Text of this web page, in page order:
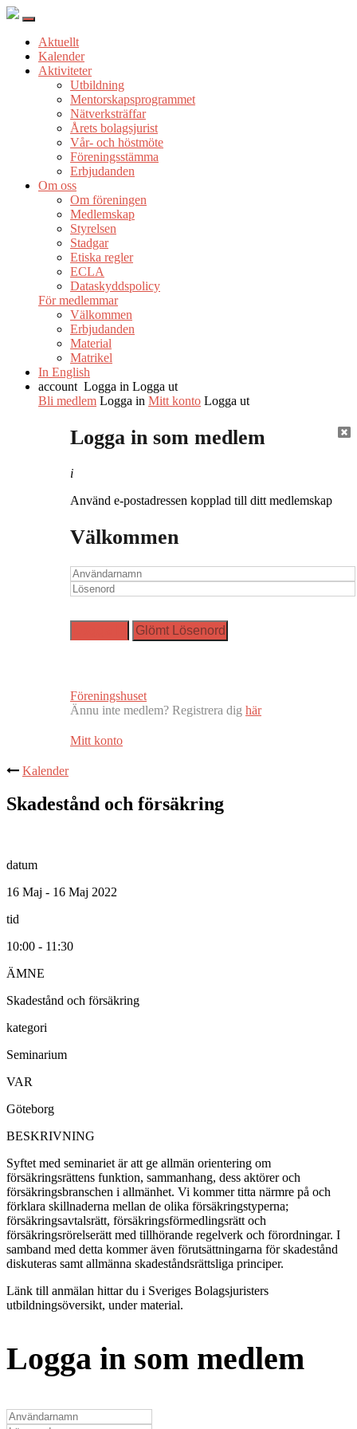
Aktuellt
Kalender
Aktiviteter
Utbildning
Mentorskapsprogrammet
Nätverksträffar
Årets bolagsjurist
Vår- och höstmöte
Föreningsstämma
Erbjudanden
Om oss
Om föreningen
Medlemskap
Styrelsen
Stadgar
Etiska regler
ECLA
Dataskyddspolicy
För medlemmar
Välkommen
Erbjudanden
Material
Matrikel
In English
account Logga in Logga ut
Bli medlem Logga in Mitt konto Logga ut
Logga in som medlem
i
Använd e-postadressen kopplad till ditt medlemskap
Välkommen
Föreningshuset
Ännu inte medlem? Registrera dig här
Mitt konto
Kalender
Skadestånd och försäkring
datum
16 Maj - 16 Maj 2022
tid
10:00 - 11:30
ÄMNE
Skadestånd och försäkring
kategori
Seminarium
VAR
Göteborg
BESKRIVNING
Syftet med seminariet är att ge allmän orientering om
försäkringsrättens funktion, sammanhang, dess aktörer och
försäkringsbranschen i allmänhet. Vi kommer titta närmre på och
förklara skillnaderna mellan de olika försäkringstyperna;
försäkringsavtalsrätt, försäkringsförmedlingsrätt och
försäkringsrörelserätt med tillhörande regelverk och förordningar. I
samband med detta kommer även förutsättningarna för skadestånd
diskuteras samt allmänna skadeståndsrättsliga principer.
Länk till anmälan hittar du i Sveriges Bolagsjuristers
utbildningsöversikt, under material.
Logga in som medlem